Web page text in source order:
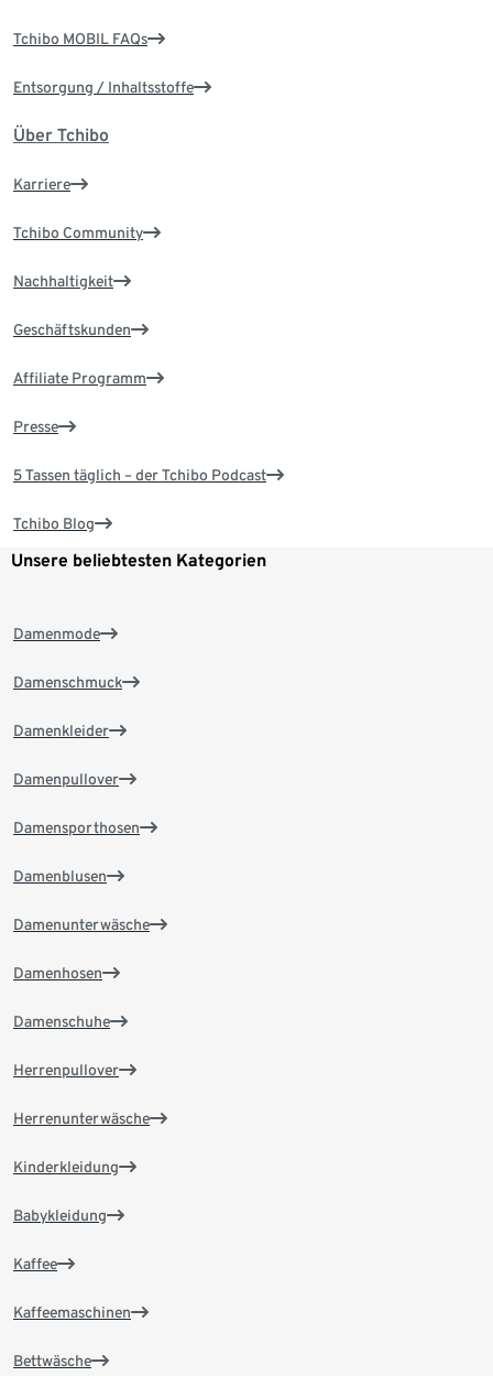
Tchibo MOBIL FAQs
Entsorgung / Inhaltsstoffe
Über Tchibo
Karriere
Tchibo Community
Nachhaltigkeit
Geschäftskunden
Affiliate Programm
Presse
5 Tassen täglich – der Tchibo Podcast
Tchibo Blog
Unsere beliebtesten Kategorien
Damenmode
Damenschmuck
Damenkleider
Damenpullover
Damensporthosen
Damenblusen
Damenunterwäsche
Damenhosen
Damenschuhe
Herrenpullover
Herrenunterwäsche
Kinderkleidung
Babykleidung
Kaffee
Kaffeemaschinen
Bettwäsche